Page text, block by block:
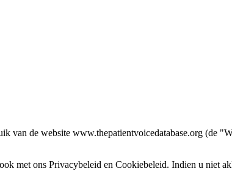
van de website www.thepatientvoicedatabase.org (de
met ons Privacybeleid en Cookiebeleid. Indien u niet